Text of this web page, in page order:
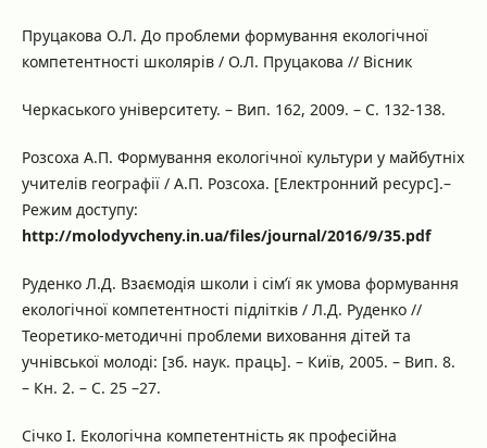
Пруцакова О.Л. До проблеми формування екологічної
компетентності школярів / О.Л. Пруцакова // Вісник
Черкаського університету. – Вип. 162, 2009. – С. 132-138.
Розсоха А.П. Формування екологічної культури у майбутніх
учителів географії / А.П. Розсоха. [Електронний ресурс].–
Режим доступу:
http://molodyvcheny.in.ua/files/journal/2016/9/35.pdf
Руденко Л.Д. Взаємодія школи і сім’ї як умова формування
екологічної компетентності підлітків / Л.Д. Руденко //
Теоретико-методичні проблеми виховання дітей та
учнівської молоді: [зб. наук. праць]. – Київ, 2005. – Вип. 8.
– Кн. 2. – С. 25 –27.
Січко І. Екологічна компетентність як професійна